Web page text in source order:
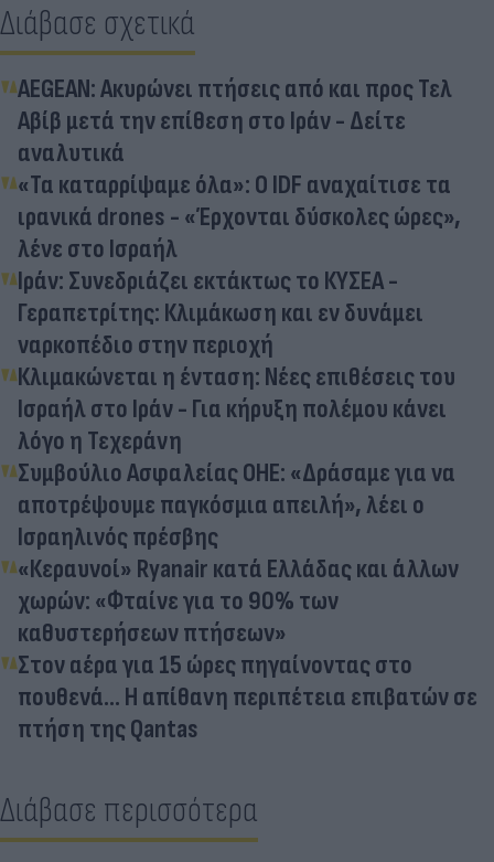
Διάβασε σχετικά
AEGEAN: Ακυρώνει πτήσεις από και προς Τελ
Αβίβ μετά την επίθεση στο Ιράν - Δείτε
αναλυτικά
«Τα καταρρίψαμε όλα»: Ο IDF αναχαίτισε τα
ιρανικά drones - «Έρχονται δύσκολες ώρες»,
λένε στο Ισραήλ
Ιράν: Συνεδριάζει εκτάκτως το ΚΥΣΕΑ -
Γεραπετρίτης: Κλιμάκωση και εν δυνάμει
ναρκοπέδιο στην περιοχή
Κλιμακώνεται η ένταση: Νέες επιθέσεις του
Ισραήλ στο Ιράν - Για κήρυξη πολέμου κάνει
λόγο η Τεχεράνη
Συμβούλιο Ασφαλείας ΟΗΕ: «Δράσαμε για να
αποτρέψουμε παγκόσμια απειλή», λέει ο
Ισραηλινός πρέσβης
«Κεραυνοί» Ryanair κατά Ελλάδας και άλλων
χωρών: «Φταίνε για το 90% των
καθυστερήσεων πτήσεων»
Στον αέρα για 15 ώρες πηγαίνοντας στο
πουθενά... Η απίθανη περιπέτεια επιβατών σε
πτήση της Qantas
Διάβασε περισσότερα